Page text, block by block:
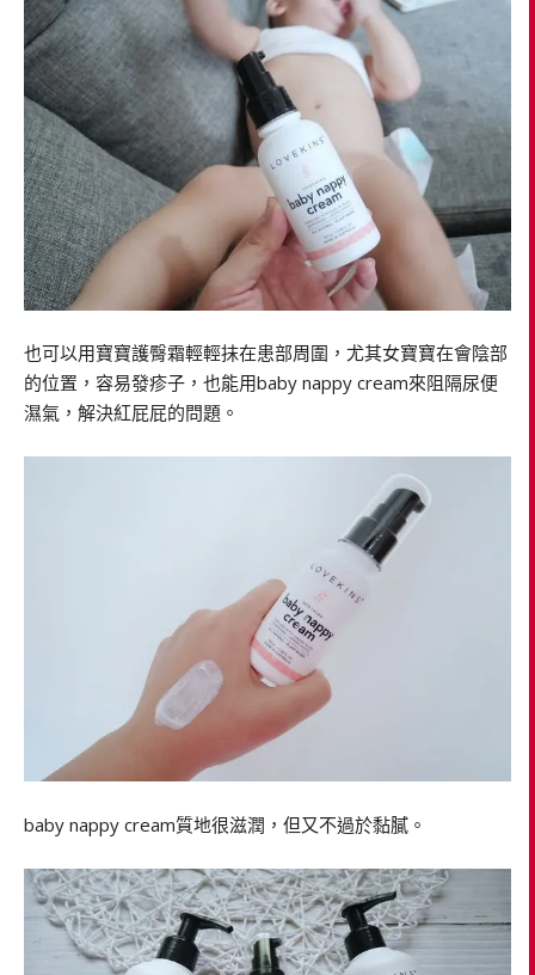
也可以用寶寶護臀霜輕輕抹在患部周圍，尤其女寶寶在會陰部
的位置，容易發疹子，也能用baby nappy cream來阻隔尿便
濕氣，解決紅屁屁的問題。
baby nappy cream質地很滋潤，但又不過於黏膩。